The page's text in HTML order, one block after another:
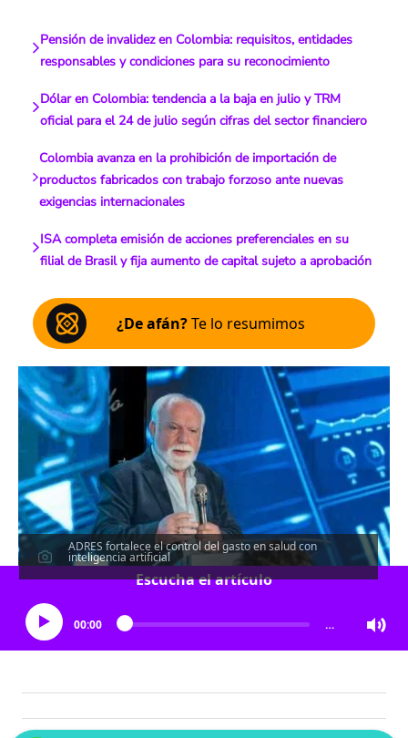
Pensión de invalidez en Colombia: requisitos, entidades
responsables y condiciones para su reconocimiento
Dólar en Colombia: tendencia a la baja en julio y TRM
oficial para el 24 de julio según cifras del sector financiero
Colombia avanza en la prohibición de importación de
productos fabricados con trabajo forzoso ante nuevas
exigencias internacionales
ISA completa emisión de acciones preferenciales en su
filial de Brasil y fija aumento de capital sujeto a aprobación
¿De afán?Te lo resumimos
ADRES fortalece el control del gasto en salud con
inteligencia artificial
Escucha el artículo
00:00 …